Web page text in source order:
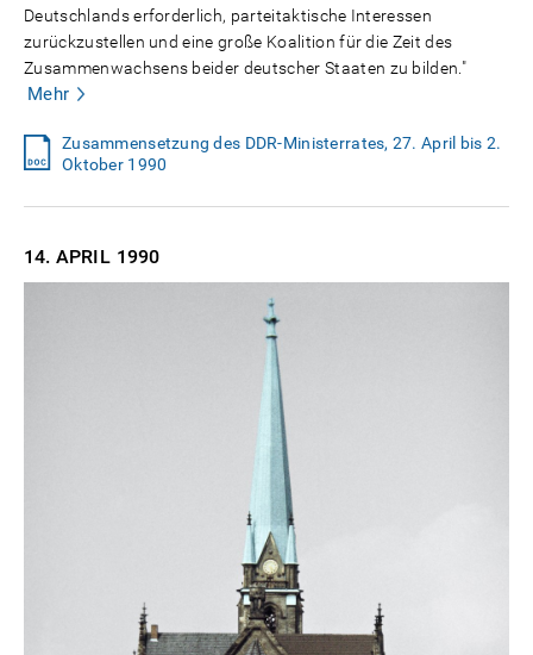
Deutschlands erforderlich, parteitaktische Interessen
zurückzustellen und eine große Koalition für die Zeit des
Zusammenwachsens beider deutscher Staaten zu bilden."
Mehr
Zusammensetzung des DDR-Ministerrates, 27. April bis 2.
Oktober 1990
14. APRIL 1990